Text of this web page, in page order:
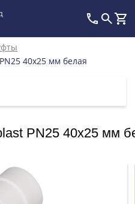
40x25 мм белая
PN25 40x25 мм